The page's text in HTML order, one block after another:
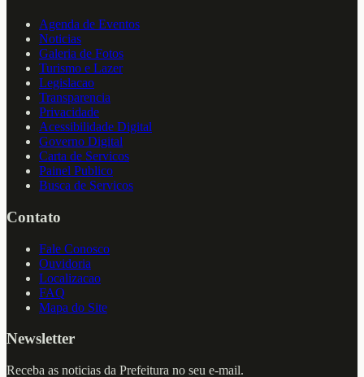
Agenda de Eventos
Noticias
Galeria de Fotos
Turismo e Lazer
Legislacao
Transparencia
Privacidade
Acessibilidade Digital
Governo Digital
Carta de Servicos
Painel Publico
Busca de Servicos
Contato
Fale Conosco
Ouvidoria
Localizacao
FAQ
Mapa do Site
Newsletter
Receba as noticias da Prefeitura no seu e-mail.